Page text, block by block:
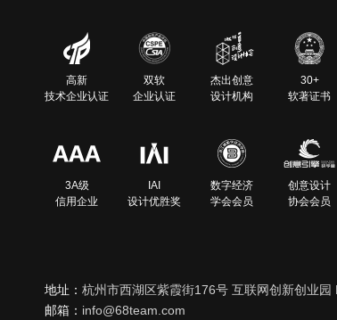
高新
技术企业认证
双软
企业认证
杰出创意
设计机构
30+
软著证书
3A级
信用企业
IAI
设计优胜奖
数字经济
学会会员
创意设计
协会会员
地址： 杭州市西湖区紫霞街176号 互联网创新创业园
邮箱： info@68team.com